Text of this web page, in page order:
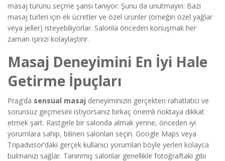
masaj türünü seçme şansı tanıyor. Şunu da unutmayın: Bazı
masaj türleri için ek ücretler ve özel ürünler (örneğin özel yağlar
veya jeller) isteyebiliyorlar. Salonla önceden konuşmak her
zaman işinizi kolaylaştırır.
Masaj Deneyimini En İyi Hale
Getirme İpuçları
Prag’da sensual masaj deneyiminizin gerçekten rahatlatıcı ve
sorunsuz geçmesini istiyorsanız birkaç önemli noktaya dikkat
etmek şart. Rastgele bir salonda almak yerine, önceden iyi
yorumlara sahip, bilinen salonları seçin. Google Maps veya
Tripadvisor’daki gerçek kullanıcı yorumları böyle yerleri kolayca
bulmanızı sağlar. Tanınmış salonlar genellikle fotoğraftaki gibi